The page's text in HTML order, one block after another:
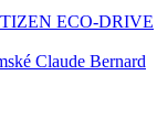
ECO-DRIVE
Claude Bernard